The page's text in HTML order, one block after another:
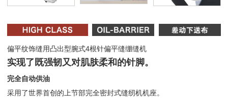
偏平纹饰缝用凸出型腕式4根针偏平缝绷缝机
实现了既强韧又对肌肤柔和的针脚。
完全自动供油
采用了世界首创的上节部完全密封式缝纫机机座。